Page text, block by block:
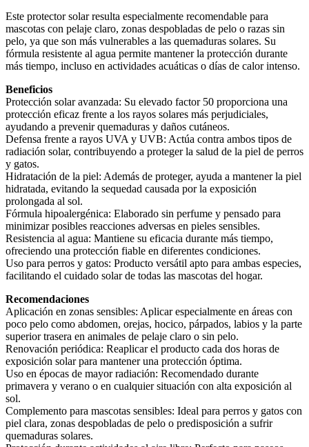
Este protector solar resulta especialmente recomendable para
mascotas con pelaje claro, zonas despobladas de pelo o razas sin
pelo, ya que son más vulnerables a las quemaduras solares. Su
fórmula resistente al agua permite mantener la protección durante
más tiempo, incluso en actividades acuáticas o días de calor intenso.
Beneficios
Protección solar avanzada: Su elevado factor 50 proporciona una
protección eficaz frente a los rayos solares más perjudiciales,
ayudando a prevenir quemaduras y daños cutáneos.
Defensa frente a rayos UVA y UVB: Actúa contra ambos tipos de
radiación solar, contribuyendo a proteger la salud de la piel de perros
y gatos.
Hidratación de la piel: Además de proteger, ayuda a mantener la piel
hidratada, evitando la sequedad causada por la exposición
prolongada al sol.
Fórmula hipoalergénica: Elaborado sin perfume y pensado para
minimizar posibles reacciones adversas en pieles sensibles.
Resistencia al agua: Mantiene su eficacia durante más tiempo,
ofreciendo una protección fiable en diferentes condiciones.
Uso para perros y gatos: Producto versátil apto para ambas especies,
facilitando el cuidado solar de todas las mascotas del hogar.
Recomendaciones
Aplicación en zonas sensibles: Aplicar especialmente en áreas con
poco pelo como abdomen, orejas, hocico, párpados, labios y la parte
superior trasera en animales de pelaje claro o sin pelo.
Renovación periódica: Reaplicar el producto cada dos horas de
exposición solar para mantener una protección óptima.
Uso en épocas de mayor radiación: Recomendado durante
primavera y verano o en cualquier situación con alta exposición al
sol.
Complemento para mascotas sensibles: Ideal para perros y gatos con
piel clara, zonas despobladas de pelo o predisposición a sufrir
quemaduras solares.